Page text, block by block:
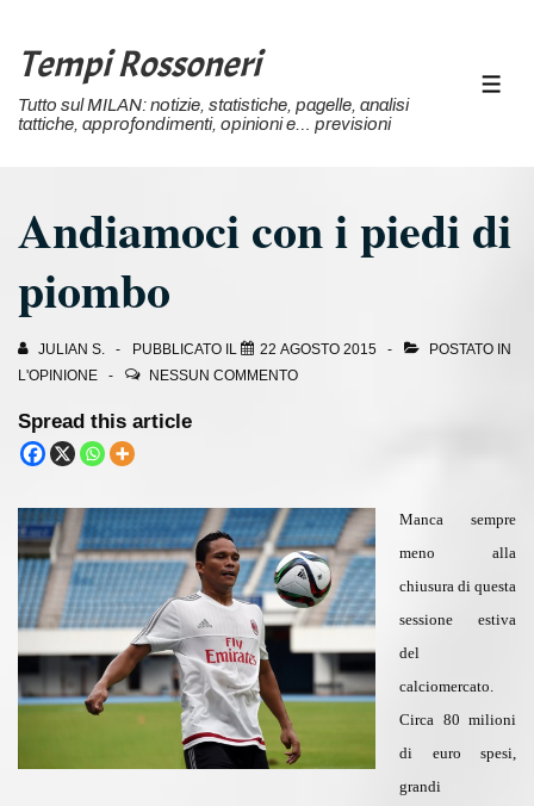
Vai
contenuto
Tempi Rossoneri
Tutto sul MILAN: notizie, statistiche, pagelle, analisi
tattiche, approfondimenti, opinioni e… previsioni
Andiamoci con i piedi di
piombo
JULIAN S. PUBBLICATO IL 22 AGOSTO 2015
POSTATO IN
L'OPINIONE
NESSUN COMMENTO
Spread this article
Manca sempre
meno alla
chiusura di questa
sessione estiva
del
calciomercato.
Circa 80 milioni
di euro spesi,
grandi